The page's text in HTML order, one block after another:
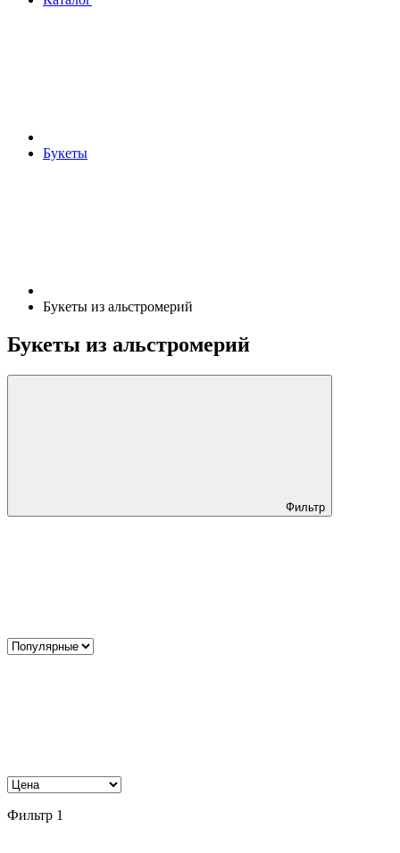
Букеты
Букеты из альстромерий
Букеты из альстромерий
Фильтр
Фильтр 1